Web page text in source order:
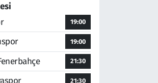
19:00
19:00
21:30
21:30